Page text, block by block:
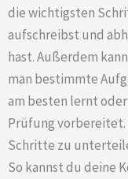
die wichtigsten
aufschreibst und
hast. Außerdem
man bestimmte
am besten lernt
Prüfung vorbereitet.
Schritte zu
So kannst du deine